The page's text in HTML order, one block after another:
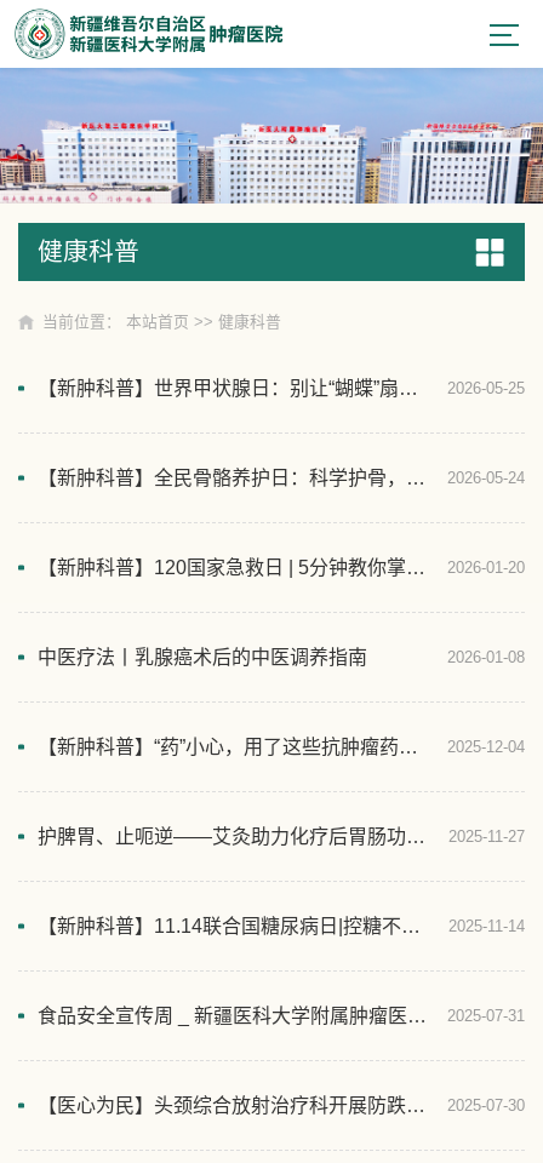
健康科普
健康科普
当前位置： 本站首页 >> 健康科普
【新肿科普】世界甲状腺日：别让“蝴蝶”扇翻你的健康 2026-05-25
【新肿科普】全民骨骼养护日：科学护骨，警惕“沉默的骨骼杀手” 2026-05-24
【新肿科普】120国家急救日 | 5分钟教你掌握保命技能！ 2026-01-20
中医疗法丨乳腺癌术后的中医调养指南 2026-01-08
【新肿科普】“药”小心，用了这些抗肿瘤药怕“见光”！ 2025-12-04
护脾胃、止呃逆——艾灸助力化疗后胃肠功能恢复 2025-11-27
【新肿科普】11.14联合国糖尿病日|控糖不减甜，幸福不打折~ 2025-11-14
食品安全宣传周 _ 新疆医科大学附属肿瘤医院开展食品安全宣传系列活动 2025-07-31
【医心为民】头颈综合放射治疗科开展防跌倒防血栓专题宣教活动 2025-07-30